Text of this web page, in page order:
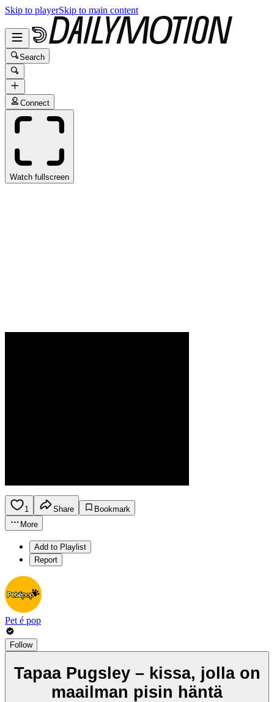
Skip to playerSkip to main content
Search
Connect
Watch fullscreen
1 Share
Bookmark
More
Add to Playlist
Report
Pet é pop
Follow
Tapaa Pugsley – kissa, jolla on
maailman pisin häntä